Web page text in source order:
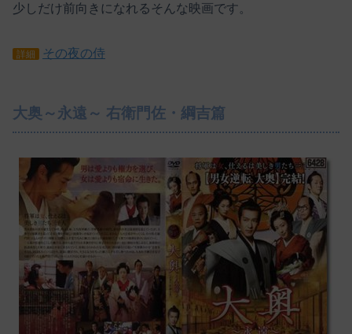
少しだけ前向きになれるそんな映画です。
詳細 その夜の侍
大奥～永遠～ 右衛門佐・綱吉篇